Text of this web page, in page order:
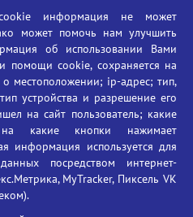
безопасности
РФ
университет
И.Г. Петровского
пн-пт 09:00-18:00
90-85
информация не может
может помочь нам улучшить
об использовании Вами
помощи cookie, сохраняется на
местоположении; ip-адрес; тип,
устройства и разрешение его
на сайт пользователь; какие
какие кнопки нажимает
информация используется для
посредством интернет-
MyTracker, Пиксель VK